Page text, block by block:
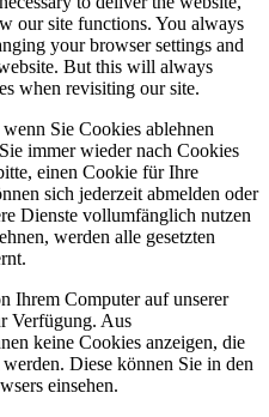
our site functions. You always
your browser settings and
But this will always
when revisiting our site.
Sie Cookies ablehnen
immer wieder nach Cookies
einen Cookie für Ihre
sich jederzeit abmelden oder
Dienste vollumfänglich nutzen
werden alle gesetzten
Ihrem Computer auf unserer
Verfügung. Aus
keine Cookies anzeigen, die
Diese können Sie in den
einsehen.